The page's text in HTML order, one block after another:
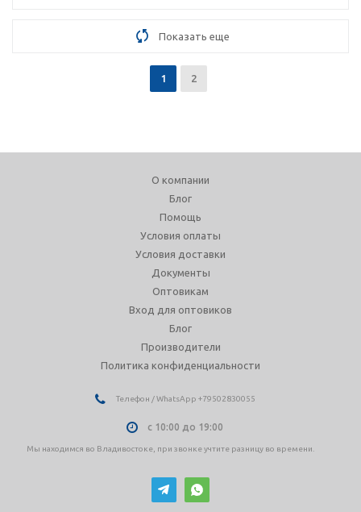
Показать еще
1 2
О компании
Блог
Помощь
Условия оплаты
Условия доставки
Документы
Оптовикам
Вход для оптовиков
Блог
Производители
Политика конфиденциальности
Телефон / WhatsApp +79502830055
с 10:00 до 19:00
Мы находимся во Владивостоке, при звонке учтите разницу во времени.